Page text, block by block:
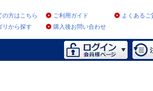
の方はこちら ご利用ガイド
よくあるご
リから探す
購入後お問い合わせ